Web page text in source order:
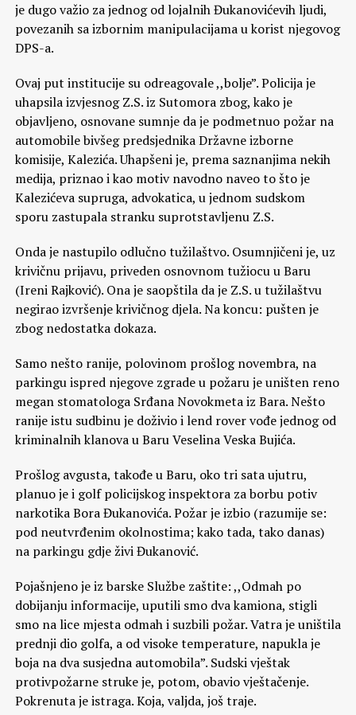
je dugo važio za jednog od lojalnih Đukanovićevih ljudi,
povezanih sa izbornim manipulacijama u korist njegovog
DPS-a.
Ovaj put institucije su odreagovale ,,bolje”. Policija je
uhapsila izvjesnog Z.S. iz Sutomora zbog, kako je
objavljeno, osnovane sumnje da je podmetnuo požar na
automobile bivšeg predsjednika Državne izborne
komisije, Kalezića. Uhapšeni je, prema saznanjima nekih
medija, priznao i kao motiv navodno naveo to što je
Kalezićeva supruga, advokatica, u jednom sudskom
sporu zastupala stranku suprotstavljenu Z.S.
Onda je nastupilo odlučno tužilaštvo. Osumnjičeni je, uz
krivičnu prijavu, priveden osnovnom tužiocu u Baru
(Ireni Rajković). Ona je saopštila da je Z.S. u tužilaštvu
negirao izvršenje krivičnog djela. Na koncu: pušten je
zbog nedostatka dokaza.
Samo nešto ranije, polovinom prošlog novembra, na
parkingu ispred njegove zgrade u požaru je uništen reno
megan stomatologa Srđana Novokmeta iz Bara. Nešto
ranije istu sudbinu je doživio i lend rover vođe jednog od
kriminalnih klanova u Baru Veselina Veska Bujića.
Prošlog avgusta, takođe u Baru, oko tri sata ujutru,
planuo je i golf policijskog inspektora za borbu potiv
narkotika Bora Đukanovića. Požar je izbio (razumije se:
pod neutvrđenim okolnostima; kako tada, tako danas)
na parkingu gdje živi Đukanović.
Pojašnjeno je iz barske Službe zaštite: ,,Odmah po
dobijanju informacije, uputili smo dva kamiona, stigli
smo na lice mjesta odmah i suzbili požar. Vatra je uništila
prednji dio golfa, a od visoke temperature, napukla je
boja na dva susjedna automobila”. Sudski vještak
protivpožarne struke je, potom, obavio vještačenje.
Pokrenuta je istraga. Koja, valjda, još traje.